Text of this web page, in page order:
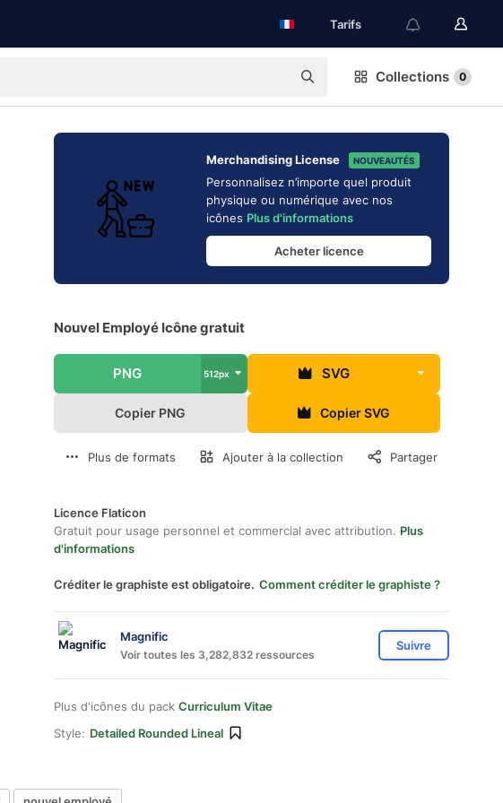
Tarifs
Collections 0
Merchandising License NOUVEAUTÉS
Personnalisez n’importe quel produit
physique ou numérique avec nos
icônes Plus d'informations
Acheter licence
Nouvel Employé Icône gratuit
PNG 512px SVG
Copier PNG Copier SVG
Plus de formats Ajouter à la collection Partager
Licence Flaticon
Gratuit pour usage personnel et commercial avec attribution. Plus
d'informations
Créditer le graphiste est obligatoire. Comment créditer le graphiste ?
Magnific
Voir toutes les 3,282,832 ressources
Suivre
Plus d'icônes du pack Curriculum Vitae
Style: Detailed Rounded Lineal